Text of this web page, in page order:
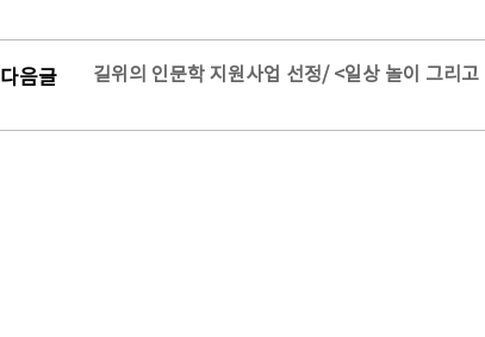
다음글 길위의 인문학 지원사업 선정/ <일상 놀이 그리